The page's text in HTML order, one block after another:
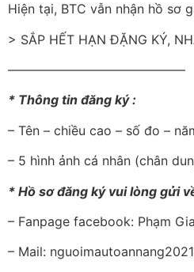
Hiện tại, BTC vẫn nhận hồ sơ
> SẮP HẾT HẠN ĐẶNG KÝ,
——————————————
* Thông tin đăng ký :
– Tên – chiều cao – số đo –
– 5 hình ảnh cá nhân (chân
* Hồ sơ đăng ký vui lòng gửi
– Fanpage facebook: Phạm
– Mail: